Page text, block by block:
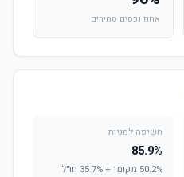
אחוז נכסים סחירים
חשיפה למניות
85.9%
50.2% מקומי + 35.7% חו"ל